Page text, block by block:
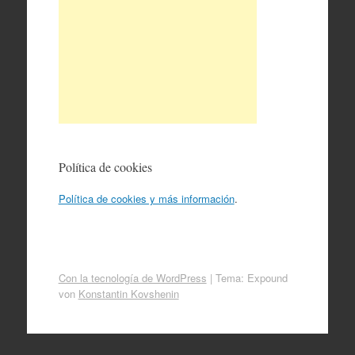
Política de cookies
Política de cookies y más información.
Con la tecnología de WordPress | Tema: Expound
von Konstantin Kovshenin